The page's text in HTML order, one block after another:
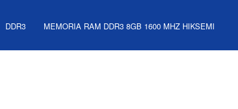
DDR3 MEMORIA RAM DDR3 8GB 1600 MHZ HIKSEMI